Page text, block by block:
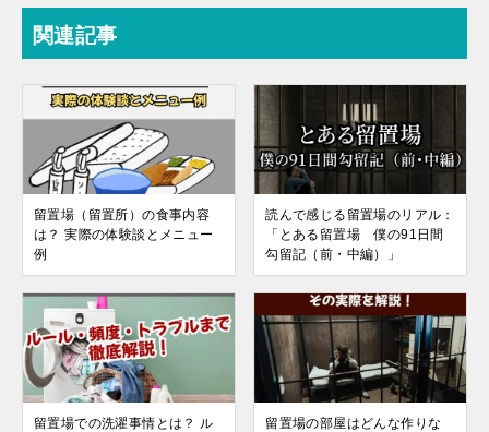
関連記事
留置場（留置所）の食事内容
は？ 実際の体験談とメニュー
例
読んで感じる留置場のリアル：
「とある留置場 僕の91日間
勾留記（前・中編）」
留置場での洗濯事情とは？ ル
留置場の部屋はどんな作りな